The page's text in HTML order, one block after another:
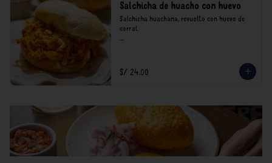
Salchicha de huacho con huevo
Salchicha huachana, revuelto con huevo de
corral.
consumo.
S/ 24.00